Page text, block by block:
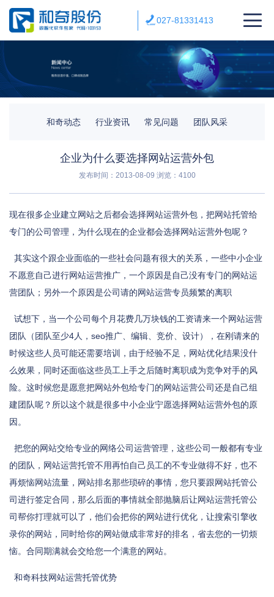
027-81331413
和奇动态 行业资讯 常见问题 团队风采
企业为什么要选择网站运营外包
发布时间：2013-08-09 浏览：4100
现在很多企业建立网站之后都会选择网站运营外包，把网站托管给
专门的公司管理，为什么现在的企业都会选择网站运营外包呢？
其实这个跟企业面临的一些社会问题有很大的关系，一些中小企业
不愿意自己进行网站运营推广，一个原因是自己没有专门的网站运
营团队；另外一个原因是公司请的网站运营专员频繁的离职
试想下，当一个公司每个月花费几万块钱的工资请来一个网站运营
团队（团队至少4人，seo推广、编辑、竞价、设计），在刚请来的
时候这些人员可能还需要培训，由于经验不足，网站优化结果没什
么效果，同时还面临这些员工上手之后随时离职成为竞争对手的风
险。这时候您是愿意把网站外包给专门的网站运营公司还是自己组
建团队呢？所以这个就是很多中小企业宁愿选择网站运营外包的原
因。
把您的网站交给专业的网络公司运营管理，这些公司一般都有专业
的团队，网站运营托管不用再怕自己员工的不专业做得不好，也不
再烦恼网站流量，网站排名那些琐碎的事情，您只要跟网站托管公
司进行签定合同，那么后面的事情就全部抛脑后让网站运营托管公
司帮你打理就可以了，他们会把你的网站进行优化，让搜索引擎收
录你的网站，同时给你的网站做成非常好的排名，省去您的一切烦
恼。合同期满就会交给您一个满意的网站。
和奇科技网站运营托管优势